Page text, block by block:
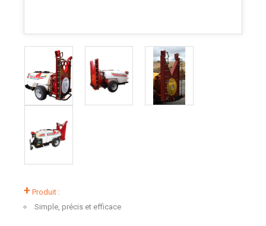
+ Produit :
Simple, précis et efficace